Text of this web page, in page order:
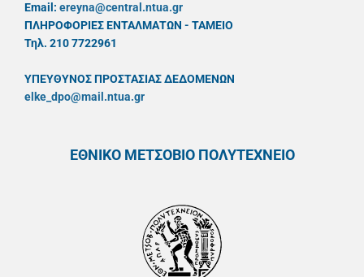
Email: ereyna@central.ntua.gr
ΠΛΗΡΟΦΟΡΙΕΣ ΕΝΤΑΛΜΑΤΩΝ - ΤΑΜΕΙΟ
Τηλ. 210 7722961
ΥΠΕΥΘYΝΟΣ ΠΡΟΣΤΑΣΙΑΣ ΔΕΔΟΜΕΝΩΝ
elke_dpo@mail.ntua.gr
ΕΘΝΙΚΟ ΜΕΤΣΟΒΙΟ ΠΟΛΥΤΕΧΝΕΙΟ